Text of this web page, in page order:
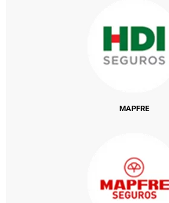
MAPFRE